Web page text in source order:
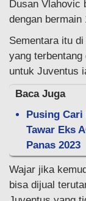
Dusan Vlahovic
dengan bermain
Sementara itu
yang terbentang
untuk Juventus
Baca Juga
Pusing
Tawar Eks
Panas 2023
Wajar jika
bisa dijual